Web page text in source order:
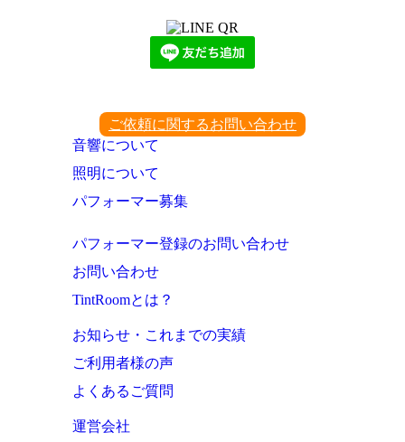
ご依頼に関するお問い合わせ
音響について
照明について
パフォーマー募集
パフォーマー登録のお問い合わせ
お問い合わせ
TintRoomとは？
お知らせ・これまでの実績
ご利用者様の声
よくあるご質問
運営会社